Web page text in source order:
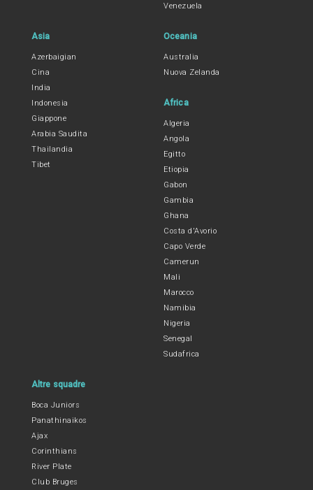
Venezuela
Asia
Azerbaigian
Cina
India
Indonesia
Giappone
Arabia Saudita
Thailandia
Tibet
Oceania
Australia
Nuova Zelanda
Africa
Algeria
Angola
Egitto
Etiopia
Gabon
Gambia
Ghana
Costa d'Avorio
Capo Verde
Camerun
Mali
Marocco
Namibia
Nigeria
Senegal
Sudafrica
Altre squadre
Boca Juniors
Panathinaikos
Ajax
Corinthians
River Plate
Club Bruges